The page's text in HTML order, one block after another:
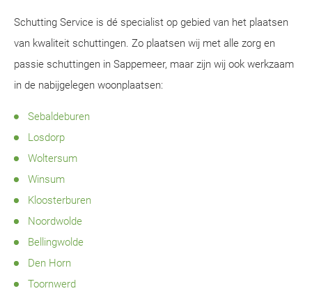
Schutting Service is dé specialist op gebied van het plaatsen
van kwaliteit schuttingen. Zo plaatsen wij met alle zorg en
passie schuttingen in Sappemeer, maar zijn wij ook werkzaam
in de nabijgelegen woonplaatsen:
Sebaldeburen
Losdorp
Woltersum
Winsum
Kloosterburen
Noordwolde
Bellingwolde
Den Horn
Toornwerd